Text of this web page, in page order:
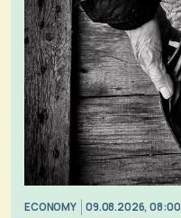
ECONOMY 09.08.2026, 08:00